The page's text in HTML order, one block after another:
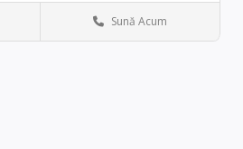
Denver
Sună Acum